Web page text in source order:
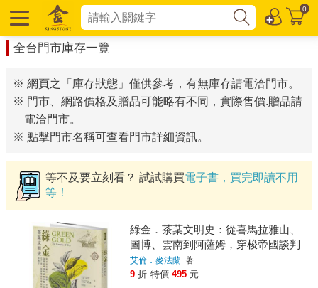
0
全台門市庫存一覽
※ 網頁之「庫存狀態」僅供參考，有無庫存請電洽門市。
※ 門市、網路價格及贈品可能略有不同，實際售價.贈品請
電洽門市。
※ 點擊門市名稱可查看門市詳細資訊。
等不及要立刻看？ 試試購買電子書，買完即讀不用
等！
綠金．茶葉文明史：從喜馬拉雅山、
圖博、雲南到阿薩姆，穿梭帝國談判
桌與茶農辛勤間，轉動現代工業、經
貿發展與醫療應用齒輪的隱形推手
艾倫．麥法蘭 著
9 折 特價 495 元